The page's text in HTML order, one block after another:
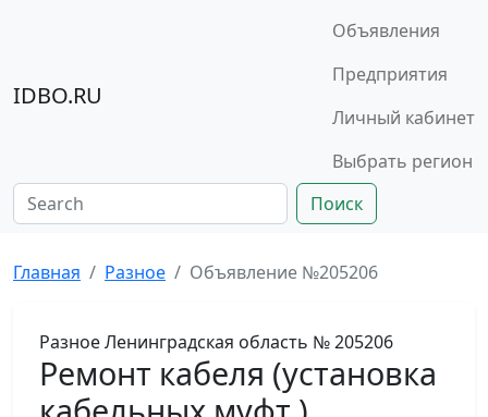
IDBO.RU
Объявления
Предприятия
Личный кабинет
Выбрать регион
Поиск
Главная Разное Объявление №205206
РазноеЛенинградская область № 205206
Ремонт кабеля (установка